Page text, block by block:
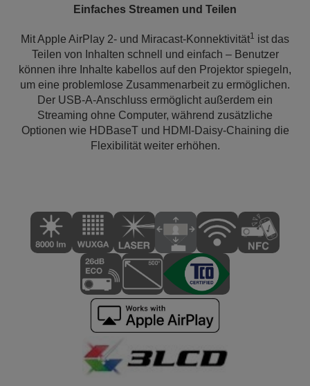
Einfaches Streamen und Teilen
Mit Apple AirPlay 2- und Miracast-Konnektivität1 ist das
Teilen von Inhalten schnell und einfach – Benutzer
können ihre Inhalte kabellos auf den Projektor spiegeln,
um eine problemlose Zusammenarbeit zu ermöglichen.
Der USB-A-Anschluss ermöglicht außerdem ein
Streaming ohne Computer, während zusätzliche
Optionen wie HDBaseT und HDMI-Daisy-Chaining die
Flexibilität weiter erhöhen.